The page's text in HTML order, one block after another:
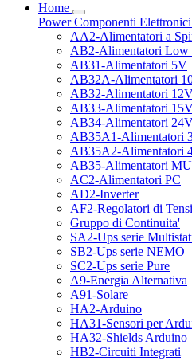
Home
PowerComponenti Elettronici
AA2-Alimentatori a
AB2-Alimentatori Low
AB31-Alimentatori 5V
AB32A-Alimentatori
AB32-Alimentatori
AB33-Alimentatori
AB34-Alimentatori
AB35A1-Alimentatori
AB35A2-Alimentatori
AB35-Alimentatori
AC2-Alimentatori PC
AD2-Inverter
AF2-Regolatori di
Gruppo di Continuita'
SA2-Ups serie
SB2-Ups serie NEMO
SC2-Ups serie Pure
A9-Energia Alternativa
A91-Solare
HA2-Arduino
HA31-Sensori per
HA32-Shields Arduino
HB2-Circuiti Integrati